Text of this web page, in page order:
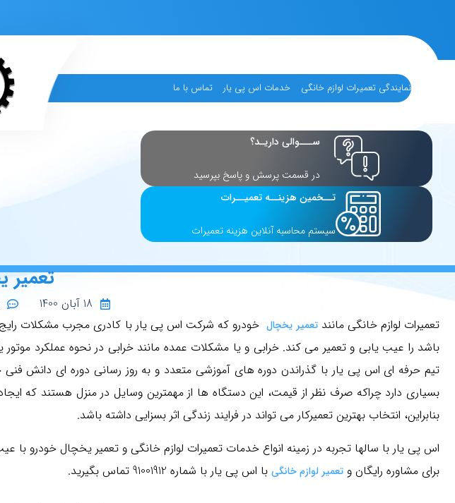
نمایندگی تعمیرات لوازم خانگی خدمات اس پی یار تماس با ما
ســـوالی داریـد؟
در قسمت پرسش و پاسخ بپرسید
تــخمین هزینــه تعمیــرات
سیستم محاسبه آنلاین هزینه تعمیرات
تعمیر
18 آبان 1400
تعمیرات لوازم خانگی مانندتعمیر یخچالخودرو که شرکت اس پی یار با کادری مجرب مشکلات رایج
باشد را عیب یابی و تعمیر می کند. خرابی و یا مشکلات عمده مانند خرابی در نحوه عملکرد
تیم حرفه ای اس پی یار با گذراندن دوره های آموزشی متعدد و به روز رسانی دوره ای دانش
بسیاری دارد چراکه صرف نظر از قیمت، این دستگاه ها از مهمترین وسایل در منزل هستند که
بنابراین، انتخاب بهترین تعمیرکار می تواند در فرایند زندگی اثر بسزایی داشته باشد.
ورود اعضا
راهنمای ویژه
اس پی یار با سالها تجربه در زمینه انواع خدمات تعمیرات لوازم خانگی و تعمیر یخچال خودرو
برای مشاوره رایگان و تعمیر لوازم خانگی با اس پی یار با شماره 91001912 تماس بگیرید.